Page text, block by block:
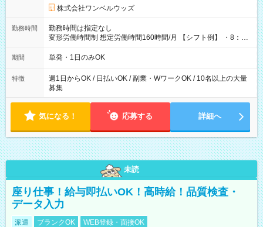
株式会社ワンベルウッズ
勤務時間
勤務時間は指定なし
変形労働時間制 想定労働時間160時間/月 【シフト例】 ・8：00
～21：00
期間 単発・1日のみOK
特徴
週1日からOK / 日払いOK / 副業・WワークOK / 10名以上の大量
募集
気になる！ 応募する 詳細へ
未読
座り仕事！給与即払いOK！高時給！品質検査・
データ入力
派遣 ブランクOK WEB登録・面接OK